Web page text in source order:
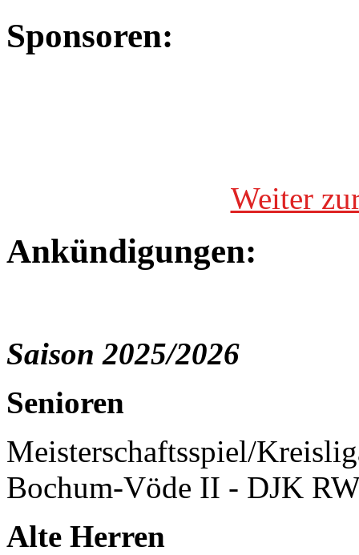
Sponsoren:
Weiter
Ankündigungen:
Saison 2025/2026
Senioren
Meisterschaftsspiel/
Bochum-Vöde II - DJK
Alte Herren